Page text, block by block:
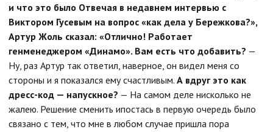
и что это было Отвечая в недавнем интервью с
Виктором Гусевым на вопрос «как дела у Бережкова?»,
Артур Жоль сказал: «Отлично! Работает
генменеджером «Динамо». Вам есть что добавить? —
Ну, раз Артур так ответил, наверное, он видел меня со
стороны и я показался ему счастливым. А вдруг это как
дресс-код — напускное? — На самом деле нисколько не
жалею. Решение сменить ипостась в первую очередь было
связано с тем, что мне в любом случае пришла пора